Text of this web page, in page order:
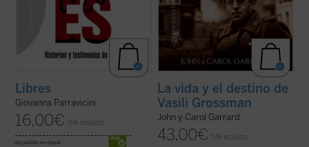
Libres
Giovanna Parravicini
16,00€ IVA incluido
disponible en ebook:
La vida y el destino de
Vasili Grossman
John y Carol Garrard
43,00€ IVA incluido